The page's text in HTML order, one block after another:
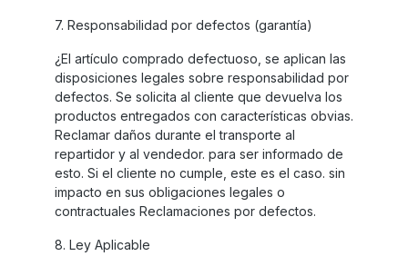
7. Responsabilidad por defectos (garantía)
¿El artículo comprado defectuoso, se aplican las
disposiciones legales sobre responsabilidad por
defectos. Se solicita al cliente que devuelva los
productos entregados con características obvias.
Reclamar daños durante el transporte al
repartidor y al vendedor. para ser informado de
esto. Si el cliente no cumple, este es el caso. sin
impacto en sus obligaciones legales o
contractuales Reclamaciones por defectos.
8. Ley Aplicable